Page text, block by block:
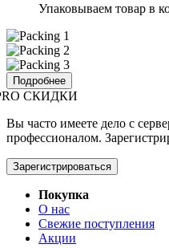
Упаковываем товар в
Подробнее
СКИДКИ
Вы часто имеете дело с
профессионалом.
Зарегистрироваться
Покупка
О нас
Свежие поступления
Акции